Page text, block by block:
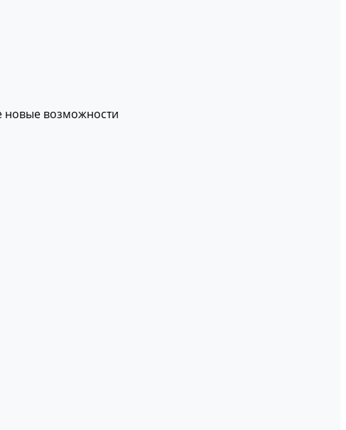
новые возможности